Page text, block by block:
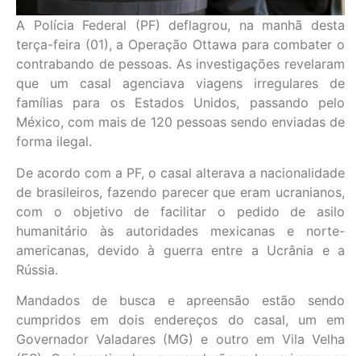
A Polícia Federal (PF) deflagrou, na manhã desta
terça-feira (01), a Operação Ottawa para combater o
contrabando de pessoas. As investigações revelaram
que um casal agenciava viagens irregulares de
famílias para os Estados Unidos, passando pelo
México, com mais de 120 pessoas sendo enviadas de
forma ilegal.
De acordo com a PF, o casal alterava a nacionalidade
de brasileiros, fazendo parecer que eram ucranianos,
com o objetivo de facilitar o pedido de asilo
humanitário às autoridades mexicanas e norte-
americanas, devido à guerra entre a Ucrânia e a
Rússia.
Mandados de busca e apreensão estão sendo
cumpridos em dois endereços do casal, um em
Governador Valadares (MG) e outro em Vila Velha